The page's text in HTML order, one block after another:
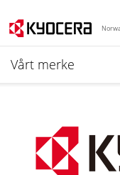
Vårt merke